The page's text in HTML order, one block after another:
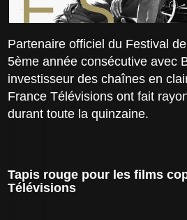
Partenaire officiel du Festival
5ème année consécutive avec
investisseur des chaînes en
France Télévisions ont fait
durant toute la quinzaine.
Tapis rouge pour les films
Télévisions